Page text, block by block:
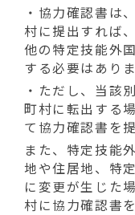
・協力確認書は
村に提出すれば
他の特定技能外
する必要はありま
・ただし、当該
町村に転出する
て協力確認書を
また、特定技能
地や住居地、特
に変更が生じた
村に協力確認書